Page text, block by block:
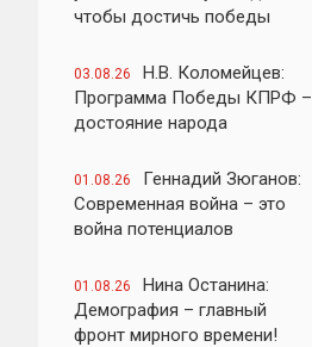
чтобы достичь победы
03.08.26
Н.В. Коломейцев:
Программа Победы КПРФ –
достояние народа
01.08.26
Геннадий Зюганов:
Современная война – это
война потенциалов
01.08.26
Нина Останина:
Демография – главный
фронт мирного времени!